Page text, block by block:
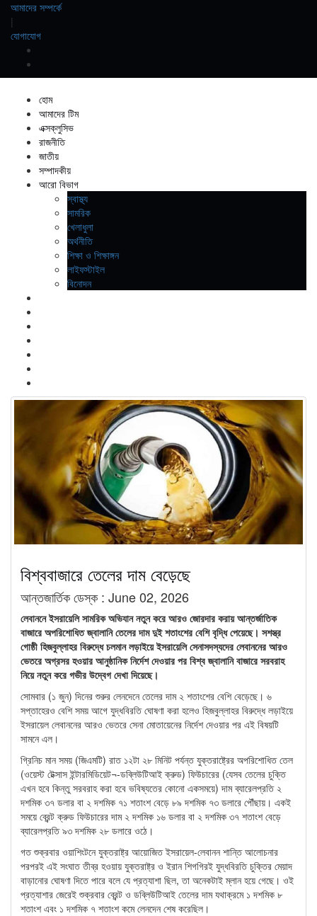
আমাদের সম্পর্কে
|
যোগাযোগ
হোম
আমাদের টিম
এক্সক্লুসিভ
রাজনীতি
জাতীয়
সম্পাদকীয়
আরো বিভাগ
স্বাস্থ্য
সামরিক
খেলাধুলা
অর্থনীতি
শিক্ষা ও শিক্ষাঙ্গন
লাইফস্টাইল
বিনোদন
বিশ্ববাজারে তেলের দাম বেড়েছে
আন্তজার্তিক ডেস্ক : June 02, 2026
লেবাননে ইসরায়েলি সামরিক অভিযান নতুন করে আরও জোরদার করায় আন্তর্জাতিক
বাজারে অপরিশোধিত জ্বালানি তেলের দাম দুই শতাংশের বেশি বৃদ্ধি পেয়েছে। সশস্ত্র
গোষ্ঠী হিজবুল্লাহর বিরুদ্ধে চলমান লড়াইয়ে ইসরায়েলি সেনাসদস্যদের লেবাননের আরও
ভেতরে অগ্রসর হওয়ার আনুষ্ঠানিক নির্দেশ দেওয়ার পর বিশ্ব জ্বালানি বাজারে সরবরাহ
নিয়ে নতুন করে গভীর উদ্বেগ দেখা দিয়েছে।
সোমবার (১ জুন) দিনের শুরুর লেনদেনে তেলের দাম ২ শতাংশের বেশি বেড়েছে। ৬
সপ্তাহেরও বেশি সময় আগে যুদ্ধবিরতি ঘোষণা করা হলেও হিজবুল্লাহর বিরুদ্ধে লড়াইয়ে
ইসরায়েল লেবাননের আরও ভেতরে সেনা মোতায়েনের নির্দেশ দেওয়ার পর এই বিষয়টি
সামনে এল।
গ্রিনিচ মান সময় (জিএমটি) রাত ১২টা ২৮ মিনিট পর্যন্ত যুক্তরাষ্ট্রের অপরিশোধিত তেল
(ওয়েস্ট টেক্সাস ইন্টারমিডিয়েট¬-ডব্লিউটিআই ক্রুড) ফিউচারের (যেসব তেলের চুক্তি
এখন হবে কিন্তু সরবরাহ করা হবে ভবিষ্যতের কোনো একসময়ে) দাম ব্যারেলপ্রতি ২
দশমিক ৩৭ ডলার বা ২ দশমিক ৭১ শতাংশ বেড়ে ৮৯ দশমিক ৭৩ ডলারে পৌঁছায়। একই
সময়ে ব্রেন্ট ক্রুড ফিউচারের দাম ২ দশমিক ১৬ ডলার বা ২ দশমিক ৩৭ শতাংশ বেড়ে
ব্যারেলপ্রতি ৯৩ দশমিক ২৮ ডলারে ওঠে।
গত শুক্রবার ওয়াশিংটনে যুক্তরাষ্ট্র আয়োজিত ইসরায়েল-লেবানন শান্তি আলোচনার
পরপরই এই সংঘাত তীব্র হওয়ায় যুক্তরাষ্ট্র ও ইরান শিগগিরই যুদ্ধবিরতি চুক্তির মেয়াদ
বাড়ানোর ঘোষণা দিতে পারে বলে যে প্রত্যাশা ছিল, তা অনেকটাই ম্লান হয়ে গেছে। ওই
প্রত্যাশার জেরেই শুক্রবার ব্রেন্ট ও ডব্লিউটিআই তেলের দাম যথাক্রমে ১ দশমিক ৮
শতাংশ এবং ১ দশমিক ৭ শতাংশ কমে লেনদেন শেষ করেছিল।